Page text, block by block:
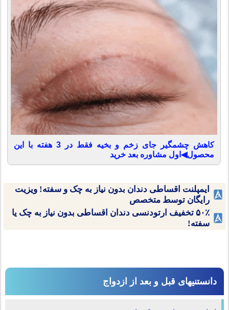
کاهش چشمگیر جای زخم و بخیه فقط در 3 هفته با این
محصول◀اول مشاوره بعد خرید
ایمپلنت اقساطی دندان بدون نیاز به چک و سفته! ویزیت
رایگان توسط متخصص
۵۰٪ تخفیف ارتودنسی دندان اقساطی بدون نیاز به چک یا
سفته!
دانستنیهای قبل و بعد از ازدواج